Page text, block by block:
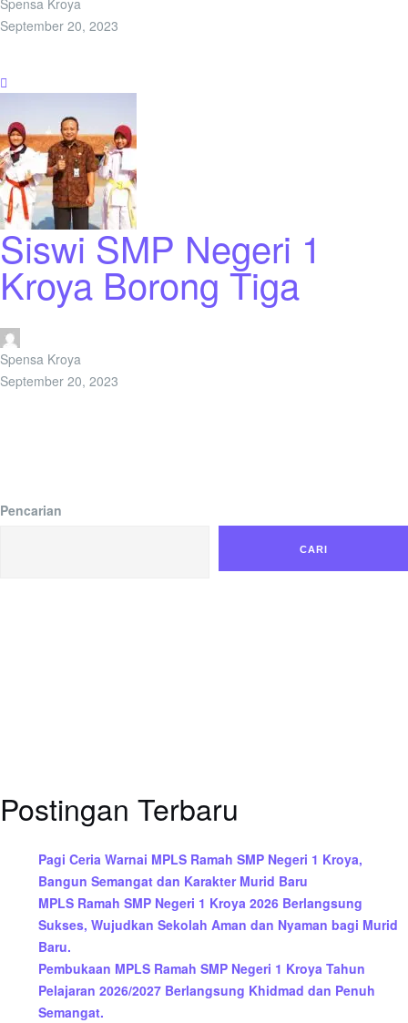
Spensa Kroya
September 20, 2023
Siswi SMP Negeri 1
Kroya Borong Tiga
Spensa Kroya
September 20, 2023
Pencarian
CARI
Postingan Terbaru
Pagi Ceria Warnai MPLS Ramah SMP Negeri 1 Kroya,
Bangun Semangat dan Karakter Murid Baru
MPLS Ramah SMP Negeri 1 Kroya 2026 Berlangsung
Sukses, Wujudkan Sekolah Aman dan Nyaman bagi Murid
Baru.
Pembukaan MPLS Ramah SMP Negeri 1 Kroya Tahun
Pelajaran 2026/2027 Berlangsung Khidmad dan Penuh
Semangat.